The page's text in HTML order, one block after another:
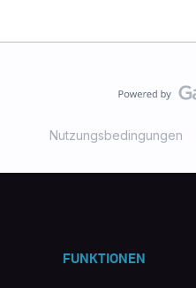
Nutzungsbedingungen
FUNKTIONEN